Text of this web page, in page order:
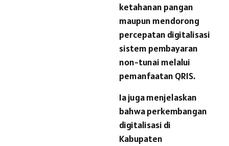
ketahanan pangan
maupun mendorong
percepatan digitalisasi
sistem pembayaran
non-tunai melalui
pemanfaatan QRIS.
Ia juga menjelaskan
bahwa perkembangan
digitalisasi di
Kabupaten